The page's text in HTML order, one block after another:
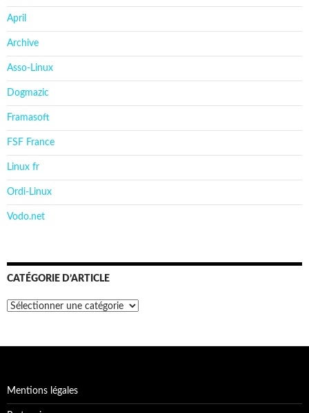
April
Archive
Asso-Linux
Dogmazic
Framasoft
FSF France
Linux fr
Ordi-Linux
Vodo.net
CATÉGORIE D’ARTICLE
Catégorie
Mentions légales